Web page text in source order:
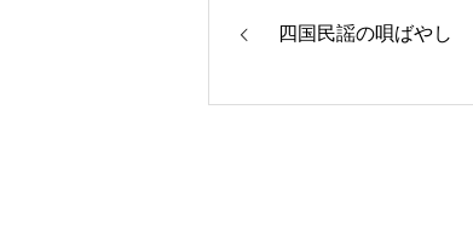
四国民謡の唄ばやし